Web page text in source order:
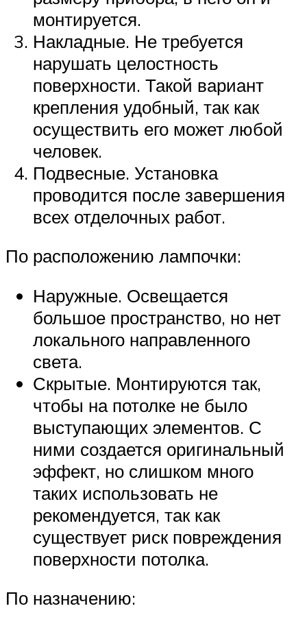
монтируется.
Накладные. Не требуется
нарушать целостность
поверхности. Такой вариант
крепления удобный, так как
осуществить его может любой
человек.
Подвесные. Установка
проводится после завершения
всех отделочных работ.
По расположению лампочки:
Наружные. Освещается
большое пространство, но нет
локального направленного
света.
Скрытые. Монтируются так,
чтобы на потолке не было
выступающих элементов. С
ними создается оригинальный
эффект, но слишком много
таких использовать не
рекомендуется, так как
существует риск повреждения
поверхности потолка.
По назначению: